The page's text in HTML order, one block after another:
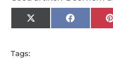
X
(Twitter)
Facebook
Tags: